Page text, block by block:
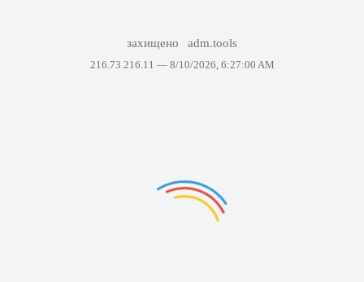
захищено adm.tools
216.73.216.11 — 8/10/2026, 6:27:00 AM